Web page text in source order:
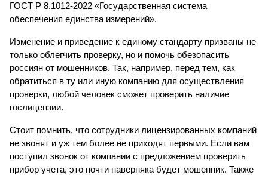
ГОСТ Р 8.1012-2022 «Государственная система
обеспечения единства измерений».
Изменение и приведение к единому стандарту призваны не
только облегчить проверку, но и помочь обезопасить
россиян от мошенников. Так, например, перед тем, как
обратиться в ту или иную компанию для осуществления
проверки, любой человек сможет проверить наличие
гослицензии.
Стоит помнить, что сотрудники лицензированных компаний
не звонят и уж тем более не приходят первыми. Если вам
поступил звонок от компании с предложением проверить
прибор учета, это почти наверняка будет мошенник. Также